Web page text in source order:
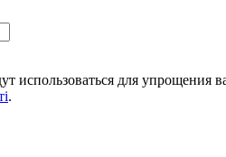
использоваться для упрощения
.